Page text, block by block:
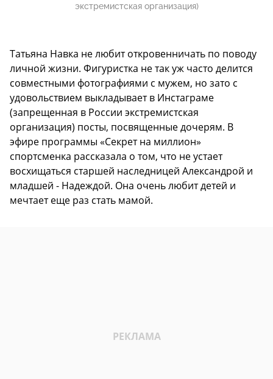
экстремистская организация)
Татьяна Навка не любит откровенничать по поводу
личной жизни. Фигуристка не так уж часто делится
совместными фотографиями с мужем, но зато с
удовольствием выкладывает в Инстаграме
(запрещенная в России экстремистская
организация) посты, посвященные дочерям. В
эфире программы «Секрет на миллион»
спортсменка рассказала о том, что не устает
восхищаться старшей наследницей Александрой и
младшей - Надеждой. Она очень любит детей и
мечтает еще раз стать мамой.